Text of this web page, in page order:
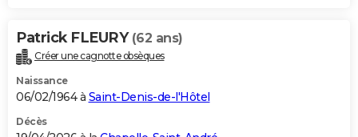
Dictionnaire
Biographies
Citations
Expressions
Proverbes
PROGRAMME TV
COPAINS D'AVANT
S'inscrire
Se connecter
Lycées
Collèges
Primaires
Universités
Entreprises
Service militaire
Avis de recherche
AVIS DE DÉCÈS
Patrick FLEURY (62 ans)
Créer une cagnotte obsèques
Naissance
06/02/1964 à Saint-Denis-de-l'Hôtel
Décès